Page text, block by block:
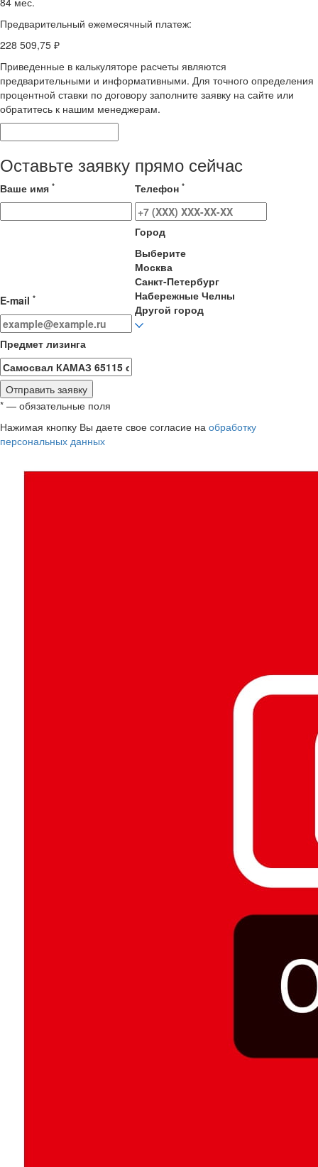
Предварительный ежемесячный платеж:
228 509,75 ₽
Приведенные в калькуляторе расчеты являются
предварительными и информативными. Для точного определения
процентной ставки по договору заполните заявку на сайте или
обратитесь к нашим менеджерам.
Оставьте заявку прямо сейчас
Ваше имя * Телефон *
E-mail *
Город
Выберите
Москва
Санкт-Петербург
Набережные Челны
Другой город
Предмет лизинга
Отправить заявку
* — обязательные поля
Нажимая кнопку Вы даете свое согласие на обработку
персональных данных